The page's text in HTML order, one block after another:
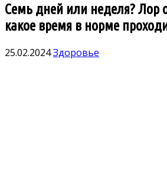
Семь дней или неделя? Лор
какое время в норме
25.02.2024Здоровье